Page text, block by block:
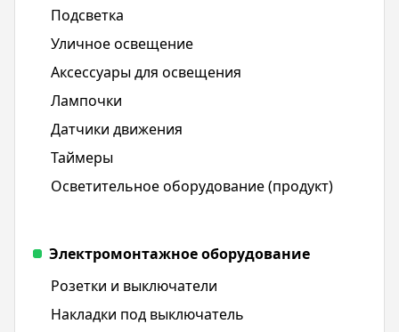
Подсветка
Уличное освещение
Аксессуары для освещения
Лампочки
Датчики движения
Таймеры
Осветительное оборудование (продукт)
Электромонтажное оборудование
Розетки и выключатели
Накладки под выключатель